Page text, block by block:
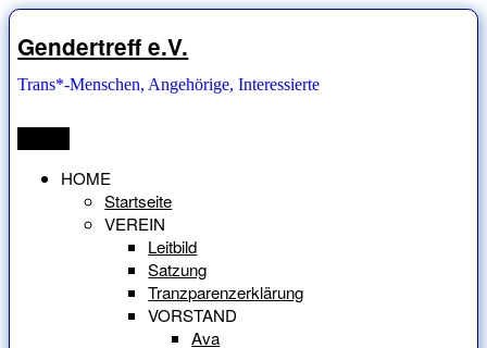
Zum
Inhalt
springen
Gendertreff e.V.
Trans*-Menschen, Angehörige, Interessierte
HOME
Startseite
VEREIN
Leitbild
Satzung
Tranzparenzerklärung
VORSTAND
Ava